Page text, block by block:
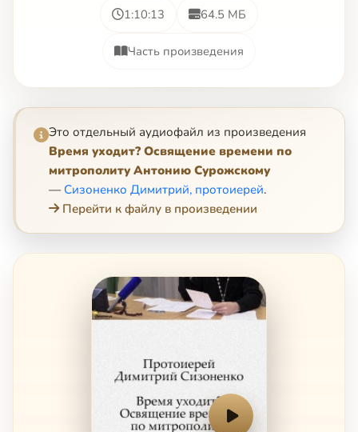
1:10:13 64.5 МБ
Часть произведения
Это отдельный аудиофайл из произведения
Время уходит? Освящение времени по
митрополиту Антонию Сурожскому
— Сизоненко Димитрий, протоиерей.
Перейти к файлу в произведении